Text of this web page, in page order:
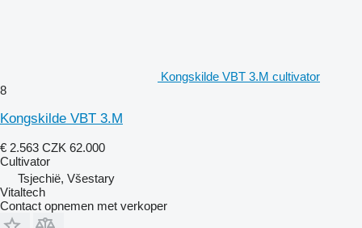
Kongskilde VBT 3.M cultivator
8
Kongskilde VBT 3.M
€ 2.563 CZK 62.000
Cultivator
Tsjechië, Všestary
Vitaltech
Contact opnemen met verkoper